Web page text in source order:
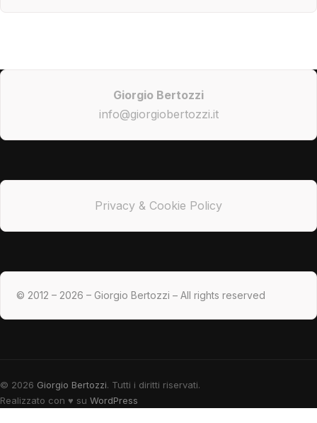
Giorgio Bertozzi
info@giorgiobertozzi.it
Privacy & Cookie Policy
© 2012 – 2026 – Giorgio Bertozzi – All rights reserved
© 2026 Giorgio Bertozzi. Tutti i diritti riservati.
Realizzato con ♥ su WordPress